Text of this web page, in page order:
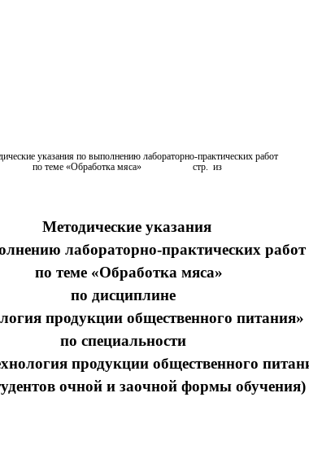
указания по выполнению лабораторно-практических работ
по теме «Обработка мяса» стр. из
Методические указания
лабораторно-практических работ
по теме «Обработка мяса»
по дисциплине
продукции общественного питания»
по специальности
продукции общественного
очной и заочной формы обучения)